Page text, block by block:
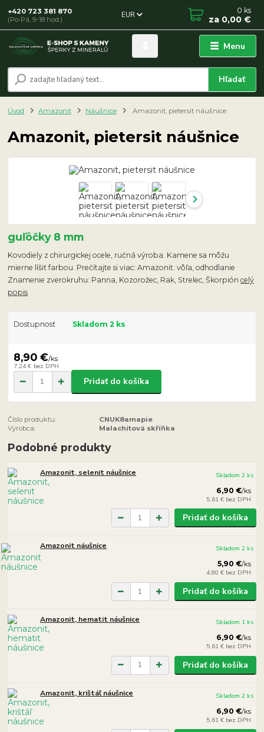
Menu
EUR
Hľadať
+420 723 381 870
(Po-Pá, 9-18 hod.)
0 ks
za 0,00 €
Úvod Amazonit Náušnice Amazonit, pietersit náušnice
Amazonit, pietersit náušnice
guľôčky 8 mm
Kovodiely z chirurgickej ocele, ručná výroba. Kamene sa môžu
mierne líšiť farbou. Prečítajte si viac: Amazonit: vôľa, odhodlanie
Znamenie zverokruhu: Panna, Kozorožec, Rak, Strelec, Škorpióncelý
popis
Dostupnosť Skladom 2 ks
8,90 €/ks
7,24 € bez DPH
Pridať do košíka
Číslo produktu:
CNUK8amapie
Výrobca:
Malachitová skříňka
Podobné produkty
Amazonit, selenit náušnice
6,90 €/ks
5,61 € bez DPH
Skladom 2 ks
Pridať do košíka
Amazonit náušnice
5,90 €/ks
4,80 € bez DPH
Skladom 2 ks
Pridať do košíka
Amazonit, hematit náušnice
6,90 €/ks
5,61 € bez DPH
Skladom 1 ks
Pridať do košíka
Amazonit, krištáľ náušnice
6,90 €/ks
5,61 € bez DPH
Skladom 2 ks